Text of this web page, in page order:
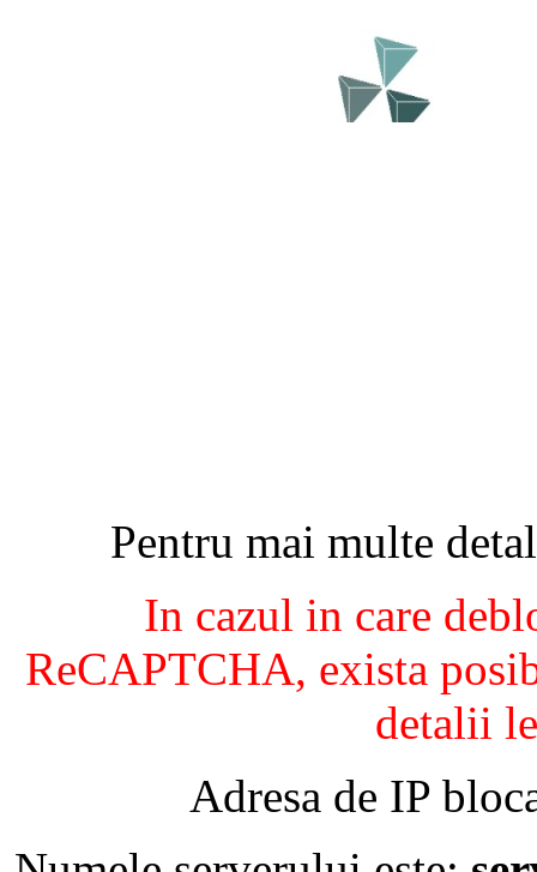
Pentru mai multe
In cazul in care
ReCAPTCHA, exista
detalii
Adresa de IP